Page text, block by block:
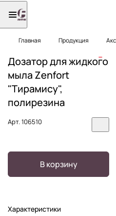
Главная Продукция
Дозатор для жидкого
мыла Zenfort
"Тирамису",
полирезина
Арт.106510
В корзину
Характеристики